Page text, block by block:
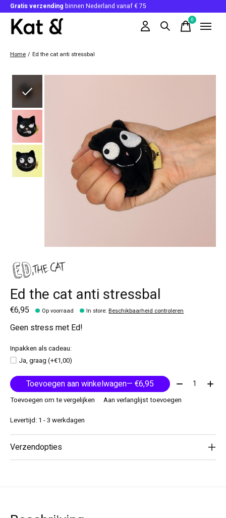
Gratis verzending binnen Nederland vanaf € 75
0items
Home / Ed the cat anti stressbal
Ed the cat anti stressbal
€6,95 Op voorraad In store:Beschikbaarheid controleren
Geen stress met Ed!
Inpakken als cadeau:
Ja, graag (+€1,00)
Toevoegen aan winkelwagen — €6,95 Aantal:
Toevoegen om te vergelijken
Aan verlanglijst toevoegen
Levertijd: 1 - 3 werkdagen
Verzendopties